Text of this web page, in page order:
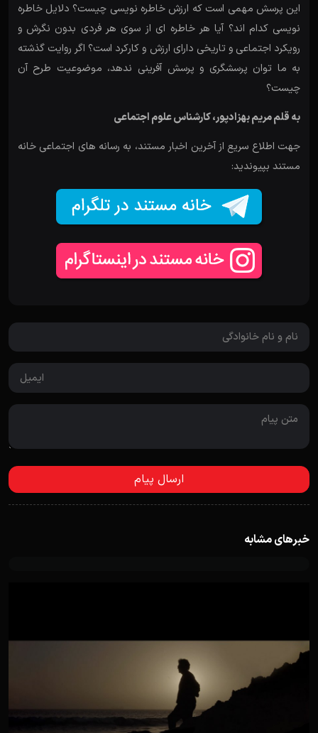
این پرسش مهمی است که ارزش خاطره نویسی چیست؟ دلایل خاطره
نویسی کدام اند؟ آیا هر خاطره ای از سوی هر فردی بدون نگرش و
رویکرد اجتماعی و تاریخی دارای ارزش و کارکرد است؟ اگر روایت گذشته
به ما توان پرسشگری و پرسش آفرینی ندهد، موضوعیت طرح آن
چیست؟
به قلم مریم بهزادپور، کارشناس علوم اجتماعی
جهت اطلاع سریع از آخرین اخبار مستند، به رسانه های اجتماعی خانه
مستند بپیوندید:
خبرهای مشابه